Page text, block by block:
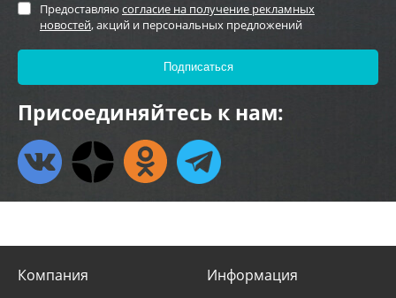
Предоставляю согласие на получение рекламных
новостей, акций и персональных предложений
Присоединяйтесь к нам:
Компания Информация